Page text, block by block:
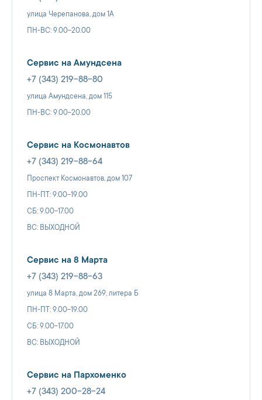
улица Черепанова, дом 1А
ПН-ВС: 9.00-20.00
Сервис на Амундсена
+7 (343) 219-88-80
улица Амундсена, дом 115
ПН-ВС: 9.00-20.00
Сервис на Космонавтов
+7 (343) 219-88-64
Проспект Космонавтов, дом 107
ПН-ПТ: 9.00-19.00
СБ: 9.00-17.00
ВС: ВЫХОДНОЙ
Сервис на 8 Марта
+7 (343) 219-88-63
улица 8 Марта, дом 269, литера Б
ПН-ПТ: 9.00-19.00
СБ: 9.00-17.00
ВС: ВЫХОДНОЙ
Сервис на Пархоменко
+7 (343) 200-28-24